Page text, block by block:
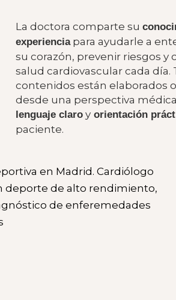
La doctora comparte su
experienciapara ayudarle a
su corazón, prevenir riesgos y
salud cardiovascular cada día.
contenidos están elaborados
desde una perspectiva
lenguaje claroyorientación
paciente.